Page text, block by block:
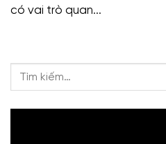
có vai trò quan...